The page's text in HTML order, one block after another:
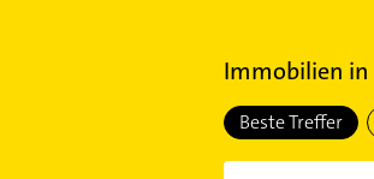
Immobilien in
Beste Treffer